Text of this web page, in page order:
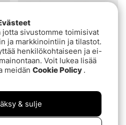
IFISH Folding Knife
jotta sivustomme toimisivat
ja markkinointiin ja tilastot.
henkilökohtaiseen ja ei-
Voit lukea lisää
meidän Cookie Policy .
& sulje